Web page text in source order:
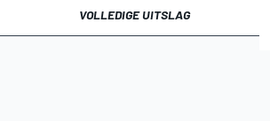
VOLLEDIGE UITSLAG